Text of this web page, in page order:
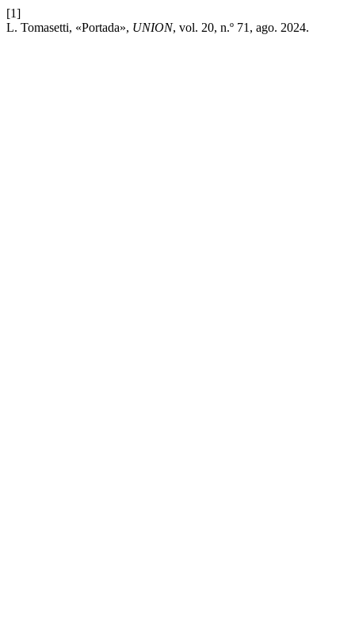
[1]
L. Tomasetti, «Portada», UNION, vol. 20, n.º 71, ago. 2024.